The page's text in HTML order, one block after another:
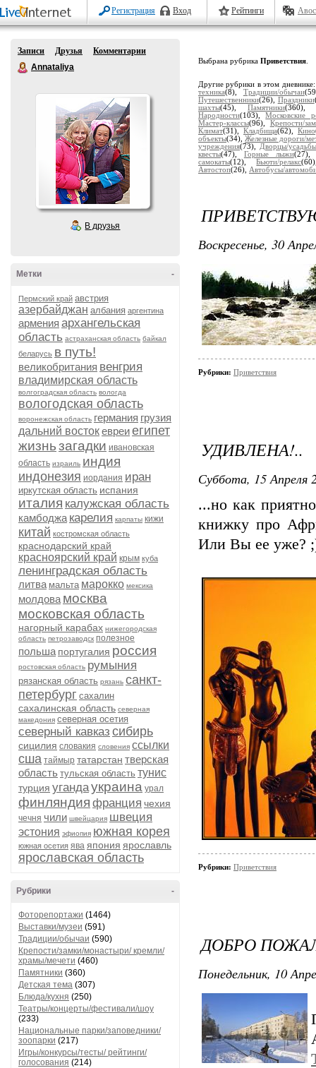
Регистрация Вход Рейтинги
Записи Друзья
Комментарии
Annataliya
В друзья
-
Метки
Пермский край австрия
азербайджан албания аргентина
армения архангельская
область астраханская область байкал
беларусь в путь!
великобритания венгрия
владимирская область
волгоградская область вологда
вологодская область
воронежская область германия грузия
дальний востокевреиегипет
жизньзагадки ивановская
область израиль индия
индонезия иордания иран
иркутская область испания
италия калужская область
камбоджа карелия карпаты кижи
китай костромская область
краснодарский край
красноярский край крым куба
ленинградская область
литва мальта марокко мексика
молдова москва
московская область
нагорный карабах нижегородская
область петрозаводск полезное
польша португалия россия
ростовская область румыния
рязанская область рязань санкт-
петербург сахалин
сахалинская область северная
македония северная осетия
северный кавказ сибирь
сицилия словакия словения ссылки
сша таймыр татарстан тверская
область тульская область тунис
турция угандаукраина урал
финляндия франция чехия
чечня чили швейцария швеция
эстония эфиопия южная корея
южная осетия ява япония ярославль
ярославская область
-
Рубрики
Фоторепортажи (1464)
Выставки/музеи (591)
Традиции/обычаи (590)
Крепости/замки/монастыри/ кремли/
храмы/мечети (460)
Памятники (360)
Детская тема (307)
Блюда/кухня (250)
Театры/концерты/фестивали/шоу
(233)
Национальные парки/заповедники/
зоопарки (217)
Игры/конкурсы/тесты/ рейтинги/
голосования (214)
Выбрана рубрика Приветствия
Другие рубрики в этом
техника(8), Традиции/обычаи
Путешественники(26), Праздники
шахты(45),Памятники
Народности(103),Московские
Мастер-классы(96), Крепости/
Климат(31), Кладбища(62), Кино
объекты(34), Железные дороги/
учреждения(73), Дворцы/усадьбы
квесты(47), Горные лыжи
самокаты(12),Бьюти/релакс
Автостоп(26), Автобусы/
Воскресенье, 30
Рубрики: Приветствия
УДИВЛЕНА!..
Суббота, 15 Апреля
...но как
книжку про
Или Вы ее уже?
Рубрики: Приветствия
ДОБРО
Понедельник, 10